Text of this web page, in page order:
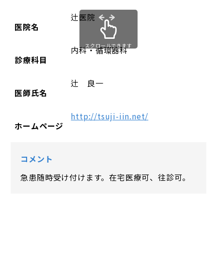
医院名
辻医院
診療科目
内科・循環器科
医師氏名
辻 良一
ホームページ
http://tsuji-iin.net/
スクロールできます
コメント
急患随時受け付けます。在宅医療可、往診可。